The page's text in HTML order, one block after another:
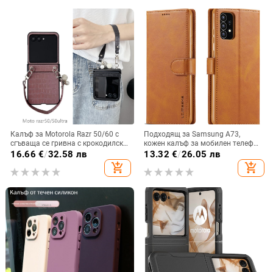
Калъф за Motorola Razr 50/60 с
сгъваща се гривна с крокодилски
релеф
16.66 €/32.58 лв
add_shopping_cart
Подходящ за Samsung A73,
кожен калъф за мобилен телефон
A36/A16, калъф за мобилен
телефон A26/A56, флип калъф,
защитен калъф, невидима скоба.
13.32 €/26.05 лв
add_shopping_cart